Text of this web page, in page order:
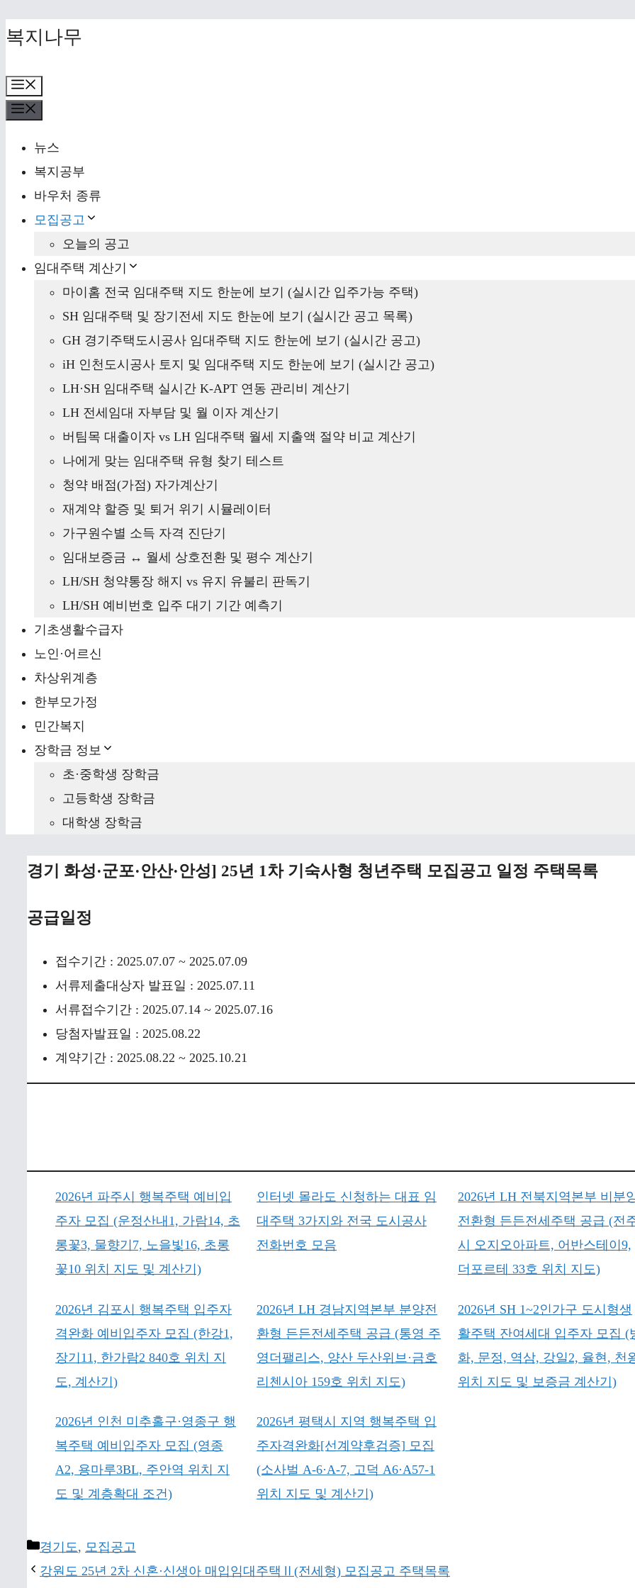
Skip
content
복지나무
뉴스
복지공부
바우처 종류
모집공고
오늘의 공고
임대주택 계산기
마이홈 전국 임대주택 지도 한눈에 보기 (실시간 입주가능 주택)
SH 임대주택 및 장기전세 지도 한눈에 보기 (실시간 공고 목록)
GH 경기주택도시공사 임대주택 지도 한눈에 보기 (실시간 공고)
iH 인천도시공사 토지 및 임대주택 지도 한눈에 보기 (실시간 공고)
LH·SH 임대주택 실시간 K-APT 연동 관리비 계산기
LH 전세임대 자부담 및 월 이자 계산기
버팀목 대출이자 vs LH 임대주택 월세 지출액 절약 비교 계산기
나에게 맞는 임대주택 유형 찾기 테스트
청약 배점(가점) 자가계산기
재계약 할증 및 퇴거 위기 시뮬레이터
가구원수별 소득 자격 진단기
임대보증금 ↔ 월세 상호전환 및 평수 계산기
LH/SH 청약통장 해지 vs 유지 유불리 판독기
LH/SH 예비번호 입주 대기 기간 예측기
기초생활수급자
노인·어르신
차상위계층
한부모가정
민간복지
장학금 정보
초·중학생 장학금
고등학생 장학금
대학생 장학금
경기 화성·군포·안산·안성] 25년 1차 기숙사형 청년주택 모집공고 일정 주택목록
공급일정
접수기간 : 2025.07.07 ~ 2025.07.09
서류제출대상자 발표일 : 2025.07.11
서류접수기간 : 2025.07.14 ~ 2025.07.16
당첨자발표일 : 2025.08.22
계약기간 : 2025.08.22 ~ 2025.10.21
2026년 파주시 행복주택 예비입
주자 모집 (운정산내1, 가람14, 초
롱꽃3, 물향기7, 노을빛16, 초롱
꽃10 위치 지도 및 계산기)
인터넷 몰라도 신청하는 대표 임
대주택 3가지와 전국 도시공사
전화번호 모음
2026년 LH 전북지역본부 비분
전환형 든든전세주택 공급 (전
시 오지오아파트, 어반스테이9,
더포르테 33호 위치 지도)
2026년 김포시 행복주택 입주자
격완화 예비입주자 모집 (한강1,
장기11, 한가람2 840호 위치 지
도, 계산기)
2026년 LH 경남지역본부 분양전
환형 든든전세주택 공급 (통영 주
영더팰리스, 양산 두산위브·금호
리첸시아 159호 위치 지도)
2026년 SH 1~2인가구 도시형생
활주택 잔여세대 입주자 모집 (
화, 문정, 역삼, 강일2, 율현, 천
위치 지도 및 보증금 계산기)
2026년 인천 미추홀구·영종구 행
복주택 예비입주자 모집 (영종
A2, 용마루3BL, 주안역 위치 지
도 및 계층확대 조건)
2026년 평택시 지역 행복주택 입
주자격완화[선계약후검증] 모집
(소사벌 A-6·A-7, 고덕 A6·A57-1
위치 지도 및 계산기)
Categories
경기도 , 모집공고
강원도 25년 2차 신혼·신생아 매입임대주택Ⅱ(전세형) 모집공고 주택목록